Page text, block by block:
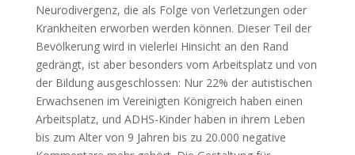
Neurodivergenz, die als Folge von Verletzungen oder
Krankheiten erworben werden können. Dieser Teil der
Bevölkerung wird in vielerlei Hinsicht an den Rand
gedrängt, ist aber besonders vom Arbeitsplatz und von
der Bildung ausgeschlossen: Nur 22% der autistischen
Erwachsenen im Vereinigten Königreich haben einen
Arbeitsplatz, und ADHS-Kinder haben in ihrem Leben
bis zum Alter von 9 Jahren bis zu 20.000 negative